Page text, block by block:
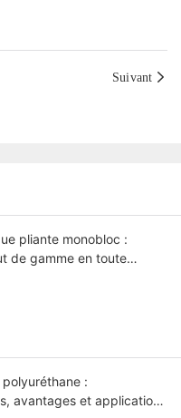
Suivant
pliante monobloc :
de gamme en toute
:
avantages et applications